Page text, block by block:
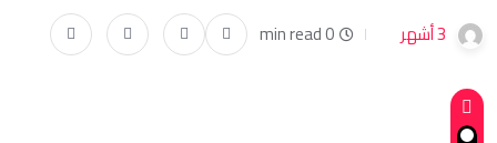
3 أشهر 0 min read